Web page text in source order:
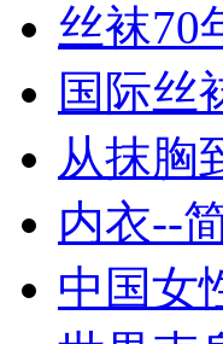
丝袜70
国际丝
从抹胸
内衣--
中国女